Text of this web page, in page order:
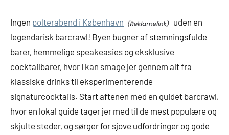
Ingen polterabend i København
uden en
legendarisk barcrawl! Byen bugner af stemningsfulde
barer, hemmelige speakeasies og eksklusive
cocktailbarer, hvor I kan smage jer gennem alt fra
klassiske drinks til eksperimenterende
signaturcocktails. Start aftenen med en guidet barcrawl,
hvor en lokal guide tager jer med til de mest populære og
skjulte steder, og sørger for sjove udfordringer og gode